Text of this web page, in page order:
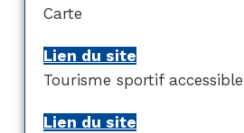
Carte
Lien du site
Tourisme sportif accessible
Lien du site